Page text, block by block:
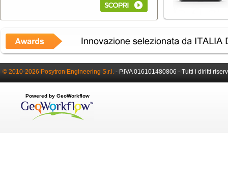
© 2010-2026 Posytron Engineering S.r.l. - P.IVA 016101480806 - Tutti i diritti
Powered by GeoWorkflow